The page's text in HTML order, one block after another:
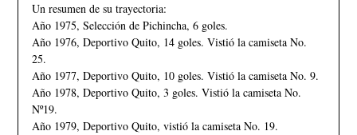
Un resumen de su trayectoria:
Año 1975, Selección de Pichincha, 6 goles.
Año 1976, Deportivo Quito, 14 goles. Vistió la camiseta No.
25.
Año 1977, Deportivo Quito, 10 goles. Vistió la camiseta No. 9.
Año 1978, Deportivo Quito, 3 goles. Vistió la camiseta No.
Nº19.
Año 1979, Deportivo Quito, vistió la camiseta No. 19.